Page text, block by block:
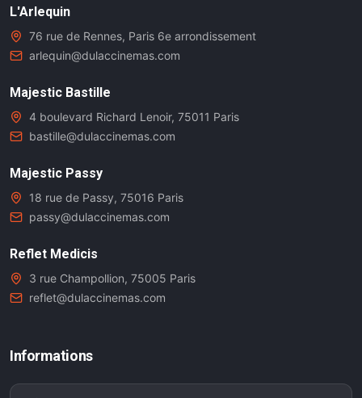
L'Arlequin
76 rue de Rennes, Paris 6e arrondissement
arlequin@dulaccinemas.com
Majestic Bastille
4 boulevard Richard Lenoir, 75011 Paris
bastille@dulaccinemas.com
Majestic Passy
18 rue de Passy, 75016 Paris
passy@dulaccinemas.com
Reflet Medicis
3 rue Champollion, 75005 Paris
reflet@dulaccinemas.com
Informations